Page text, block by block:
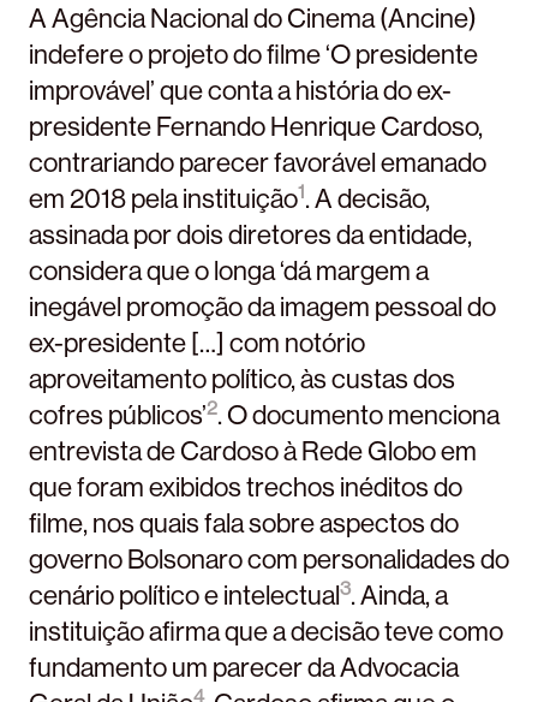
A Agência Nacional do Cinema (Ancine)
indefere o projeto do filme ‘O presidente
improvável’ que conta a história do ex-
presidente Fernando Henrique Cardoso,
contrariando parecer favorável emanado
em 2018 pela instituição1. A decisão,
assinada por dois diretores da entidade,
considera que o longa ‘dá margem a
inegável promoção da imagem pessoal do
ex-presidente […] com notório
aproveitamento político, às custas dos
cofres públicos’2. O documento menciona
entrevista de Cardoso à Rede Globo em
que foram exibidos trechos inéditos do
filme, nos quais fala sobre aspectos do
governo Bolsonaro com personalidades do
cenário político e intelectual3. Ainda, a
instituição afirma que a decisão teve como
fundamento um parecer da Advocacia
4